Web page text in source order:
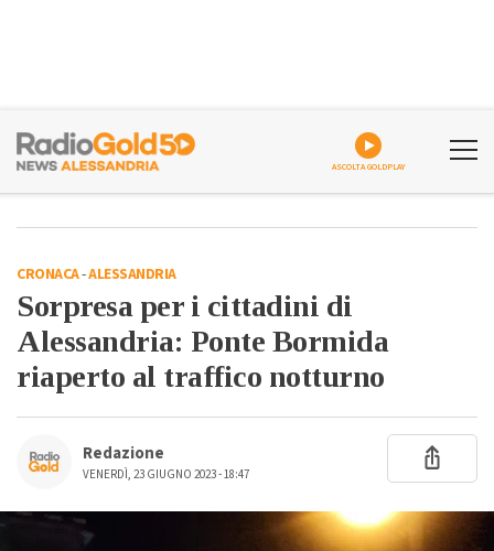
ASCOLTA GOLDPLAY
CRONACA-ALESSANDRIA
Sorpresa per i cittadini di
Alessandria: Ponte Bormida
riaperto al traffico notturno
Redazione
VENERDÌ, 23 GIUGNO 2023 - 18:47